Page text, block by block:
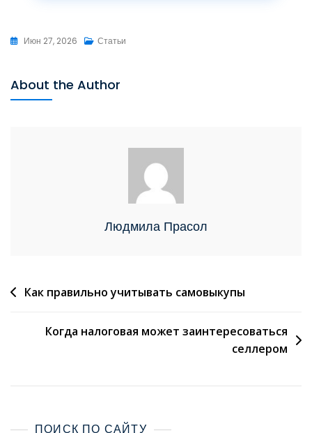
Июн 27, 2026 Статьи
About the Author
Людмила Прасол
Как правильно учитывать самовыкупы
Когда налоговая может заинтересоваться
селлером
ПОИСК ПО САЙТУ